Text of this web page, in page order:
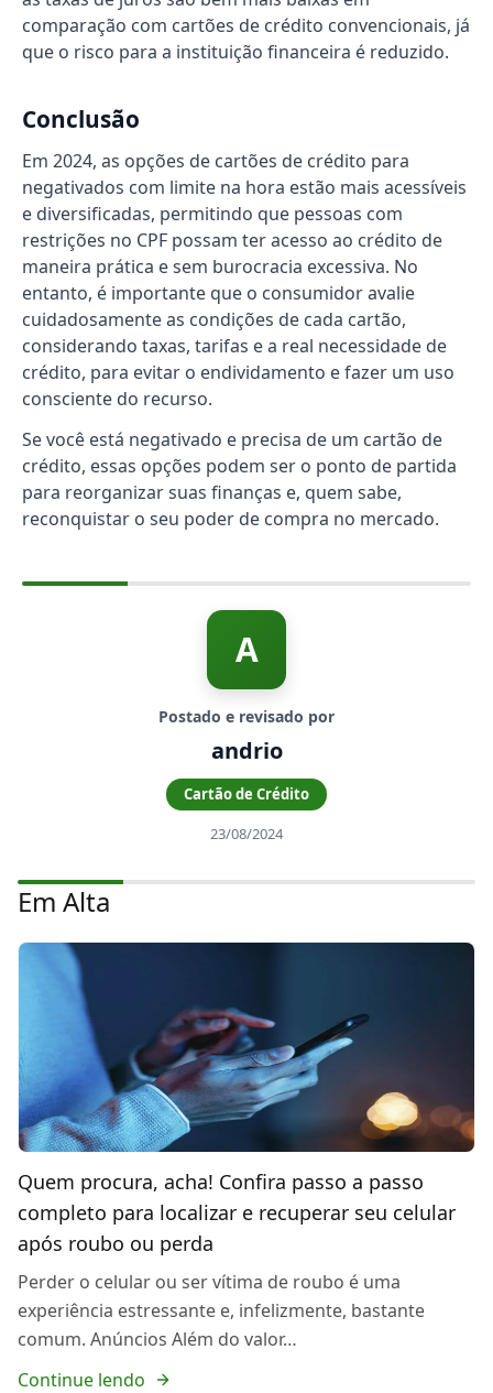
comparação com cartões de crédito convencionais, já
que o risco para a instituição financeira é reduzido.
Conclusão
Em 2024, as opções de cartões de crédito para
negativados com limite na hora estão mais acessíveis
e diversificadas, permitindo que pessoas com
restrições no CPF possam ter acesso ao crédito de
maneira prática e sem burocracia excessiva. No
entanto, é importante que o consumidor avalie
cuidadosamente as condições de cada cartão,
considerando taxas, tarifas e a real necessidade de
crédito, para evitar o endividamento e fazer um uso
consciente do recurso.
Se você está negativado e precisa de um cartão de
crédito, essas opções podem ser o ponto de partida
para reorganizar suas finanças e, quem sabe,
reconquistar o seu poder de compra no mercado.
A
Postado e revisado por
andrio
Cartão de Crédito
23/08/2024
Em Alta
Quem procura, acha! Confira passo a passo
completo para localizar e recuperar seu celular
após roubo ou perda
Perder o celular ou ser vítima de roubo é uma
experiência estressante e, infelizmente, bastante
comum. Anúncios Além do valor…
Continue lendo